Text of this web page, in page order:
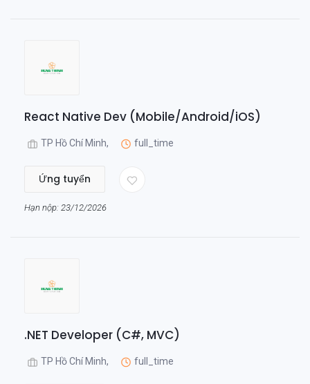
React Native Dev (Mobile/Android/iOS)
TP Hồ Chí Minh, full_time
Ứng tuyển
Hạn nộp: 23/12/2026
.NET Developer (C#, MVC)
TP Hồ Chí Minh, full_time